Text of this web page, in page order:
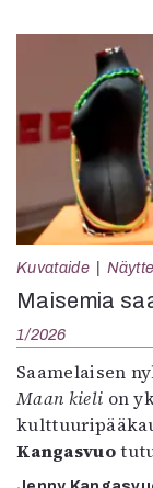
Kuvataide
Maisemia
1/2026
Saamelaisen
Maan kieli on
Kangasvuo